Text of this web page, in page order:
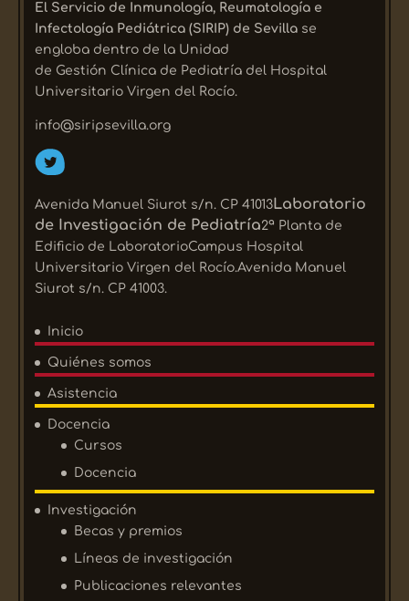
El Servicio de Inmunología, Reumatología e
Infectología Pediátrica (SIRIP) de Sevilla se
engloba dentro de la Unidad
de Gestión Clínica de Pediatría del Hospital
Universitario Virgen del Rocío.
info@siripsevilla.org
Avenida Manuel Siurot s/n. CP 41013Laboratorio
de Investigación de Pediatría2ª Planta de
Edificio de LaboratorioCampus Hospital
Universitario Virgen del Rocío.Avenida Manuel
Siurot s/n. CP 41003.
Inicio
Quiénes somos
Asistencia
Docencia
Cursos
Docencia
Investigación
Becas y premios
Líneas de investigación
Publicaciones relevantes